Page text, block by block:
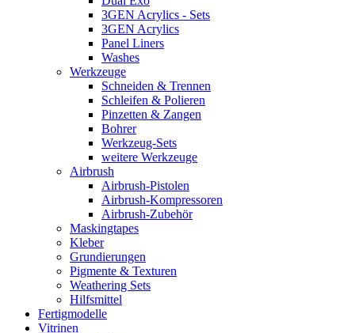
3GEN Acrylics - Sets
3GEN Acrylics
Panel Liners
Washes
Werkzeuge
Schneiden & Trennen
Schleifen & Polieren
Pinzetten & Zangen
Bohrer
Werkzeug-Sets
weitere Werkzeuge
Airbrush
Airbrush-Pistolen
Airbrush-Kompressoren
Airbrush-Zubehör
Maskingtapes
Kleber
Grundierungen
Pigmente & Texturen
Weathering Sets
Hilfsmittel
Fertigmodelle
Vitrinen